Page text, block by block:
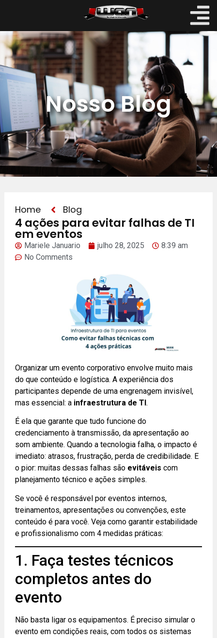
Nosso Blog
Home Blog
4 ações para evitar falhas de TI
em eventos
Mariele Januario julho 28, 2025
8:39 am
No Comments
Organizar um evento corporativo envolve muito mais
do que conteúdo e logística. A experiência dos
participantes depende de uma engrenagem invisível,
mas essencial: a infraestrutura de TI.
É ela que garante que tudo funcione do
credenciamento à transmissão, da apresentação ao
som ambiente. Quando a tecnologia falha, o impacto é
imediato: atrasos, frustração, perda de credibilidade. E
o pior: muitas dessas falhas são evitáveis com
planejamento técnico e ações simples.
Se você é responsável por eventos internos,
treinamentos, apresentações ou convenções, este
conteúdo é para você. Veja como garantir estabilidade
e profissionalismo com 4 medidas práticas:
1. Faça testes técnicos
completos antes do
evento
Não basta ligar os equipamentos. É preciso simular o
evento em condições reais, com todos os sistemas